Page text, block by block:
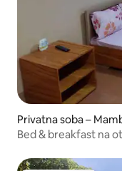
Privatna soba –
Bed & breakfast na